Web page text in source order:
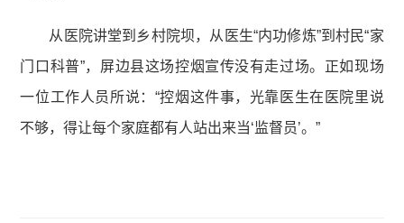
从医院讲堂到乡村院坝，从医生“内功修炼”到村民“家
门口科普”，屏边县这场控烟宣传没有走过场。正如现场
一位工作人员所说：“控烟这件事，光靠医生在医院里说
不够，得让每个家庭都有人站出来当‘监督员’。”